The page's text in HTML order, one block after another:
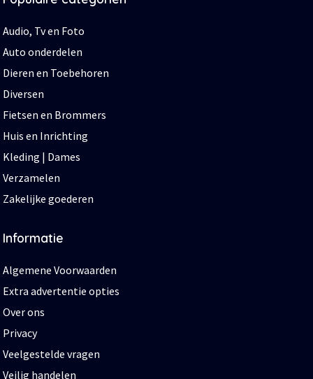
Audio, Tv en Foto
Auto onderdelen
Dieren en Toebehoren
Diversen
Fietsen en Brommers
Huis en Inrichting
Kleding | Dames
Verzamelen
Zakelijke goederen
Informatie
Algemene Voorwaarden
Extra advertentie opties
Over ons
Privacy
Veelgestelde vragen
Veilig handelen